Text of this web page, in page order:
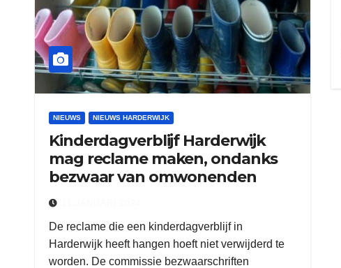
NIEUWS NIEUWS HARDERWIJK
Kinderdagverblijf Harderwijk
mag reclame maken, ondanks
bezwaar van omwonenden
De reclame die een kinderdagverblijf in
Harderwijk heeft hangen hoeft niet verwijderd te
worden. De commissie bezwaarschriften